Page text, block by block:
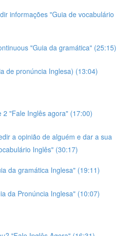
informações "Guia de vocabulário
"Guia da gramática" (25:15)
de pronúncia Inglesa) (13:04)
2 "Fale Inglês agora" (17:00)
a opinião de alguém e dar a sua
Inglês" (30:17)
da gramática Inglesa" (19:11)
da Pronúncia Inglesa" (10:07)